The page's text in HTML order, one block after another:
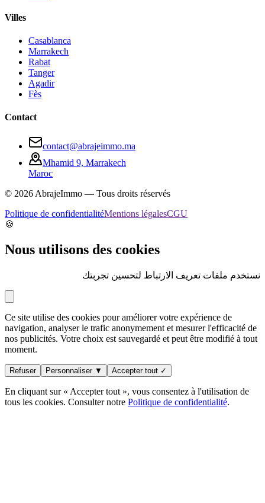
Villes
Casablanca
Marrakech
Rabat
Tanger
Agadir
Fès
Contact
contact@abrajeimmo.ma
Mhamid 9, Marrakech
Maroc
© 2026AbrajeImmo — Tous droits réservés
Politique de confidentialitéMentions légalesCGU
🍪
Nous utilisons des cookies
نستخدم ملفات تعريف الارتباط لتحسين تجربتك
Ce site utilise des cookies pour améliorer votre expérience de
navigation, analyser le trafic anonymement et mesurer l'efficacité de
nos publicités. Votre choix est sauvegardé et peut être modifié à tout
moment.
Refuser Personnaliser ▼ Accepter tout ✓
En cliquant sur « Accepter tout », vous consentez à l'utilisation de
tous les cookies. Consulter notre Politique de confidentialité.